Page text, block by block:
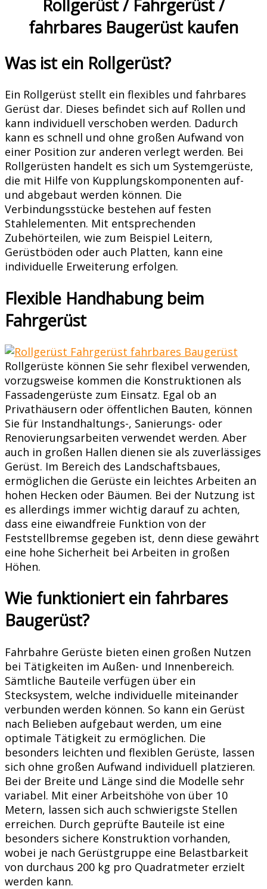
Rollgerüst / Fahrgerüst /
fahrbares Baugerüst kaufen
Was ist ein Rollgerüst?
Ein Rollgerüst stellt ein flexibles und fahrbares
Gerüst dar. Dieses befindet sich auf Rollen und
kann individuell verschoben werden. Dadurch
kann es schnell und ohne großen Aufwand von
einer Position zur anderen verlegt werden. Bei
Rollgerüsten handelt es sich um Systemgerüste,
die mit Hilfe von Kupplungskomponenten auf-
und abgebaut werden können. Die
Verbindungsstücke bestehen auf festen
Stahlelementen. Mit entsprechenden
Zubehörteilen, wie zum Beispiel Leitern,
Gerüstböden oder auch Platten, kann eine
individuelle Erweiterung erfolgen.
Flexible Handhabung beim
Fahrgerüst
Rollgerüste können Sie sehr flexibel verwenden,
vorzugsweise kommen die Konstruktionen als
Fassadengerüste zum Einsatz. Egal ob an
Privathäusern oder öffentlichen Bauten, können
Sie für Instandhaltungs-, Sanierungs- oder
Renovierungsarbeiten verwendet werden. Aber
auch in großen Hallen dienen sie als zuverlässiges
Gerüst. Im Bereich des Landschaftsbaues,
ermöglichen die Gerüste ein leichtes Arbeiten an
hohen Hecken oder Bäumen. Bei der Nutzung ist
es allerdings immer wichtig darauf zu achten,
dass eine eiwandfreie Funktion von der
Feststellbremse gegeben ist, denn diese gewährt
eine hohe Sicherheit bei Arbeiten in großen
Höhen.
Wie funktioniert ein fahrbares
Baugerüst?
Fahrbahre Gerüste bieten einen großen Nutzen
bei Tätigkeiten im Außen- und Innenbereich.
Sämtliche Bauteile verfügen über ein
Stecksystem, welche individuelle miteinander
verbunden werden können. So kann ein Gerüst
nach Belieben aufgebaut werden, um eine
optimale Tätigkeit zu ermöglichen. Die
besonders leichten und flexiblen Gerüste, lassen
sich ohne großen Aufwand individuell platzieren.
Bei der Breite und Länge sind die Modelle sehr
variabel. Mit einer Arbeitshöhe von über 10
Metern, lassen sich auch schwierigste Stellen
erreichen. Durch geprüfte Bauteile ist eine
besonders sichere Konstruktion vorhanden,
wobei je nach Gerüstgruppe eine Belastbarkeit
von durchaus 200 kg pro Quadratmeter erzielt
werden kann.